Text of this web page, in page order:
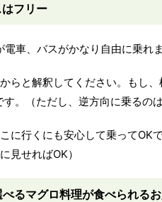
フリー
車、バスがかなり自由に乗れま
らと解釈してください。もし
。（ただし、逆方向に乗るの
に行くにも安心して乗ってOKで
見せればOK）
るマグロ料理が食べられる